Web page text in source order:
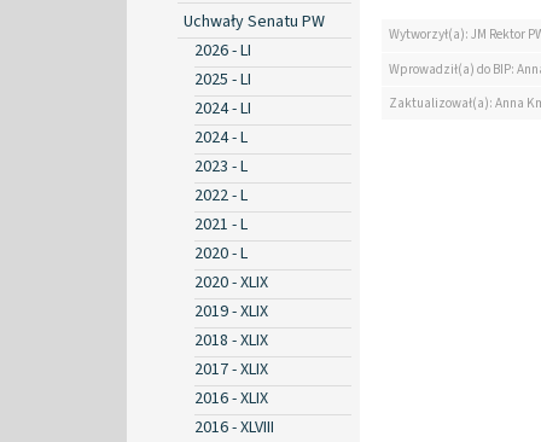
Uchwały Senatu PW
2026 - LI
2025 - LI
2024 - LI
2024 - L
2023 - L
2022 - L
2021 - L
2020 - L
2020 - XLIX
2019 - XLIX
2018 - XLIX
2017 - XLIX
2016 - XLIX
2016 - XLVIII
Wytworzył(a): JM Rektor
Wprowadził(a) do BIP:
Zaktualizował(a): Anna